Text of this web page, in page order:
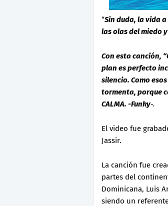
“Sin duda, la vida
las olas del miedo
Con esta canción,
plan es perfecto
silencio. Como
tormenta, porque
CALMA. -Funky-.
El video fue
Jassir.
La canción fue
partes del
Dominicana, Luis
siendo un